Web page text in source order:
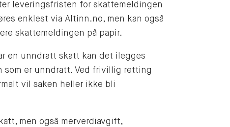
leveringsfristen for skattemeldingen
enklest via Altinn.no, men kan også
skattemeldingen på papir.
en unndratt skatt kan det ilegges
er unndratt. Ved frivillig retting
vil saken heller ikke bli
men også merverdiavgift,